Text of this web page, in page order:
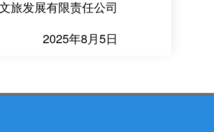
旅发展有限责任公司
2025年8月5日